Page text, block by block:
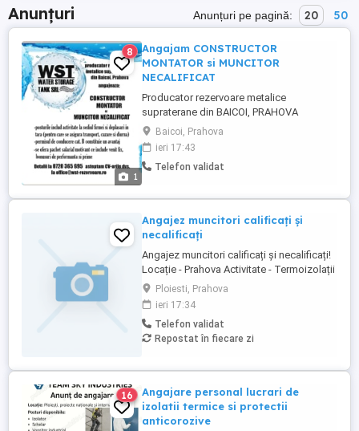
Anunțuri Anunțuri pe pagină: 20 50
1
8
Angajam CONSTRUCTOR
MONTATOR si MUNCITOR
NECALIFICAT
Producator rezervoare metalice
supraterane din BAICOI, PRAHOVA
angajeaza: CONSTRUCTOR MONTATOR
si MUNCITOR NECALIFICAT. Posturile
includ activitate la sediul firmei (Baicoi,
Prahova) si deplasari in tara (pentru care
Permisul de conducere cat.B reprezinta un
avantaj ...
Baicoi, Prahova
ieri 17:43
Telefon validat
Angajez muncitori calificați și
necalificați
Angajez muncitori calificați și necalificați!
Locație - Prahova Activitate - Termoizolații
Detalii -
Ploiesti, Prahova
ieri 17:34
Telefon validat
Repostat în fiecare zi
16
Angajare personal lucrari de
izolatii termice si protectii
anticorozive